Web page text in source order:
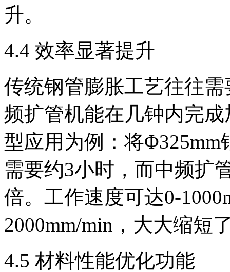
升。
4.4 效率显著提升
传统钢管膨胀工艺往往
频扩管机能在几钟内完
型应用为例：将
需要约3小时，而中频扩
倍。工作速度可达0-
2000mm/min，大大缩短
4.5 材料性能优化功能